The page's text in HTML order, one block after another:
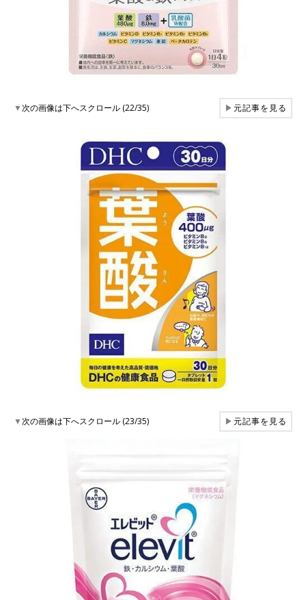
▼次の画像は下へスクロール (22/35) ▶元記事を見る
▼次の画像は下へスクロール (23/35) ▶元記事を見る